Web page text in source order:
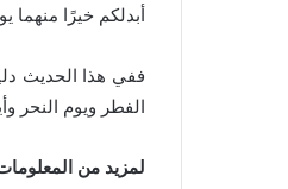
أبدلكم خيرًا
ففي هذا الحديث
الفطر ويوم النحر
لمزيد من